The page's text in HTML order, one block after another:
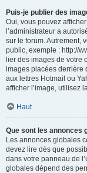
Puis-je publier des
Oui, vous pouvez
l’administrateur a
sur le forum. Autrement,
public, exemple : http://
lier des images de votre
images placées derrière
aux lettres Hotmail ou
afficher l’image, utilisez
Haut
Que sont les annonces
Les annonces globales
devez lire dès que
dans votre panneau de
globales dépend des